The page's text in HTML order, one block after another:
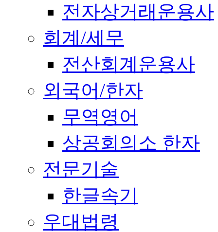
전자상거래운용사
회계/세무
전산회계운용사
외국어/한자
무역영어
상공회의소 한자
전문기술
한글속기
우대법령